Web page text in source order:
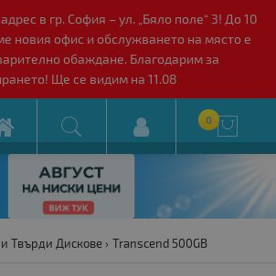
в гр. София – ул. „Бяло поле“ 3! До 10
новия офис и обслужването на място е
обаждане. Благодарим за
Ще се видим на 11.08
 0 
Твърди Дискове Transcend 500GB